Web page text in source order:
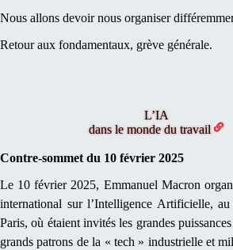
Nous allons devoir nous organiser
Retour aux fondamentaux, grève générale.
L’IA
dans le monde du travail
Contre-sommet du 10 février 2025
Le 10 février 2025, Emmanuel Macron
international sur l’Intelligence Artificielle,
Paris, où étaient invités les grandes
grands patrons de la « tech » industrielle et